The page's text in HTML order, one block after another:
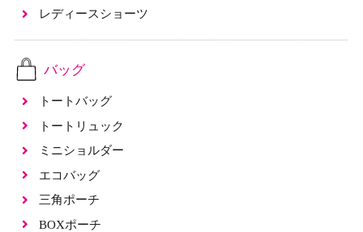
レディースショーツ
バッグ
トートバッグ
トートリュック
ミニショルダー
エコバッグ
三角ポーチ
BOXポーチ